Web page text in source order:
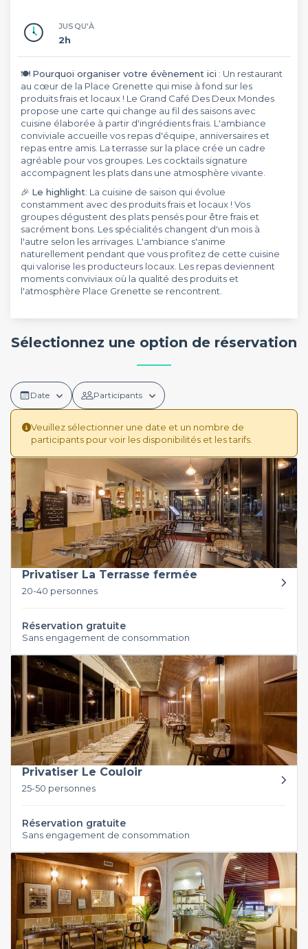
JUSQU'À
2h
🍽️ Pourquoi organiser votre évènement ici : Un restaurant
au cœur de la Place Grenette qui mise à fond sur les
produits frais et locaux ! Le Grand Café Des Deux Mondes
propose une carte qui change au fil des saisons avec
cuisine élaborée à partir d'ingrédients frais. L'ambiance
conviviale accueille vos repas d'équipe, anniversaires et
repas entre amis. La terrasse sur la place crée un cadre
agréable pour vos groupes. Les cocktails signature
accompagnent les plats dans une atmosphère vivante.
🎉 Le highlight: La cuisine de saison qui évolue
constamment avec des produits frais et locaux ! Vos
groupes dégustent des plats pensés pour être frais et
sacrément bons. Les spécialités changent d'un mois à
l'autre selon les arrivages. L'ambiance s'anime
naturellement pendant que vous profitez de cette cuisine
qui valorise les producteurs locaux. Les repas deviennent
moments conviviaux où la qualité des produits et
l'atmosphère Place Grenette se rencontrent.
Sélectionnez une option de réservation
Date Participants
Veuillez sélectionner une date et un nombre de
participants pour voir les disponibilités et les tarifs.
Privatiser La Terrasse fermée
20-40 personnes
Réservation gratuite
Sans engagement de consommation
Privatiser Le Couloir
25-50 personnes
Réservation gratuite
Sans engagement de consommation